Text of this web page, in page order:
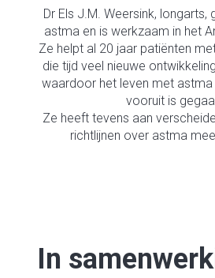
Dr Els J.M. Weersink, longarts,
astma en is werkzaam in het
Ze helpt al 20 jaar patiënten
die tijd veel nieuwe
waardoor het leven met
vooruit is
Ze heeft tevens aan
richtlijnen over astma
In